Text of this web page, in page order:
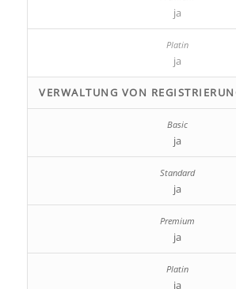
ja
ja
VERWALTUNG VON
ja
ja
ja
ja